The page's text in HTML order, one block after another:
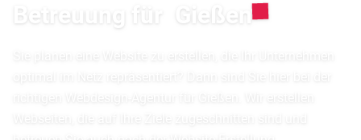
Betreuung für
Gießen